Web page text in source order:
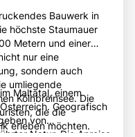
Bauwerk in
höchste Staumauer
Metern und einer
nur eine
sondern auch
umliegende
Kölnbreinsee. Die
die die
erleben möchten.
Maltatal, einem
Geografisch
von
Natur. Die Anreise